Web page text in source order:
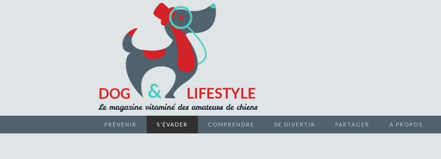
Le magazine vitaminé des amateurs de chiens
PRÉVENIR S’ÉVADER COMPRENDRE SE DIVERTIR PARTAGER A PROPOS